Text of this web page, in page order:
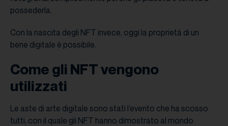
possederla.
Con la nascita degli NFT invece, oggi la proprietà di un
bene digitale è possibile.
Come gli NFT vengono
utilizzati
Le aste di arte digitale sono stati l’evento che ha scosso
tutti, con il quale gli NFT hanno dimostrato al mondo